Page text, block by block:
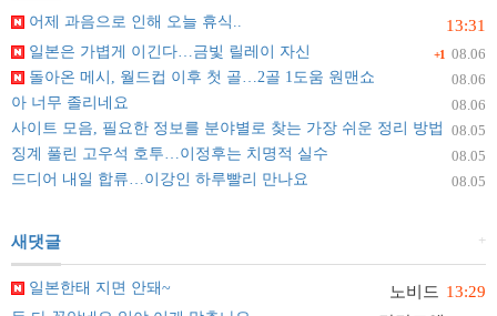
13:31
어제 과음으로 인해 오늘 휴식..
+1 08.06
일본은 가볍게 이긴다…금빛 릴레이 자신
08.06
돌아온 메시, 월드컵 이후 첫 골…2골 1도움 원맨쇼
08.06
아 너무 졸리네요
08.05
사이트 모음, 필요한 정보를 분야별로 찾는 가장 쉬운 정리 방법
08.05
징계 풀린 고우석 호투…이정후는 치명적 실수
08.05
드디어 내일 합류…이강인 하루빨리 만나요
+
새댓글
노비드 13:29
일본한태 지면 안돼~